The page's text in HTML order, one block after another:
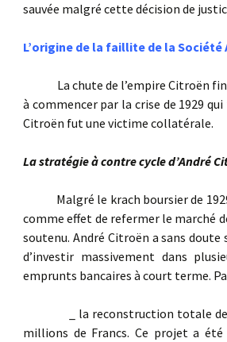
sauvée malgré cette décision de
L’origine de la faillite de la Société
La chute de l’empire Citroën fin
à commencer par la crise de 1929
Citroën fut une victime collatérale.
La stratégie à contre cycle d’André
Malgré le krach boursier de 1929,
comme effet de refermer le marché
soutenu. André Citroën a sans
d’investir massivement dans
emprunts bancaires à court terme.
_ la reconstruction totale de
millions de Francs. Ce projet a